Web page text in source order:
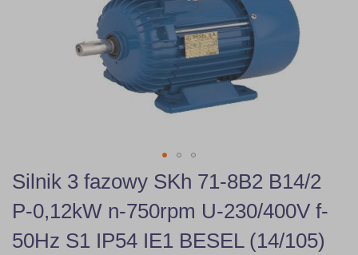
Skip
to
the
beginning
of
the
Silnik 3 fazowy SKh 71-8B2 B14/2
P-0,12kW n-750rpm U-230/400V f-
50Hz S1 IP54 IE1 BESEL (14/105)